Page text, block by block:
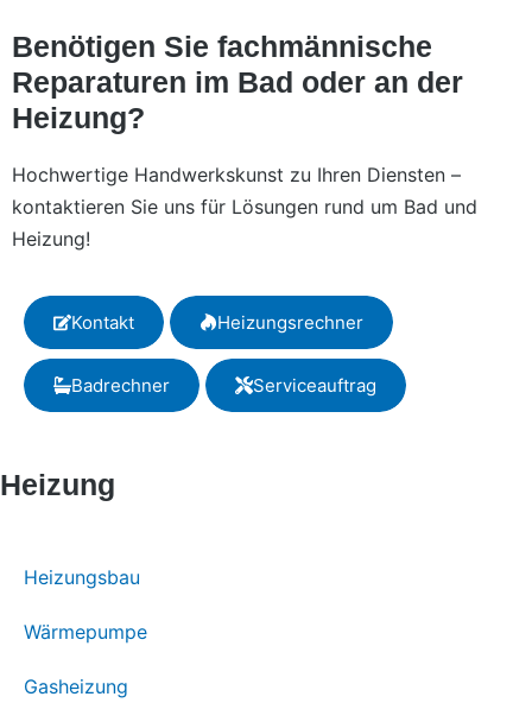
Benötigen Sie fachmännische
Reparaturen im Bad oder an der
Heizung?
Hochwertige Handwerkskunst zu Ihren Diensten –
kontaktieren Sie uns für Lösungen rund um Bad und
Heizung!
Kontakt Heizungsrechner
Badrechner Serviceauftrag
Heizung
Heizungsbau
Wärmepumpe
Gasheizung